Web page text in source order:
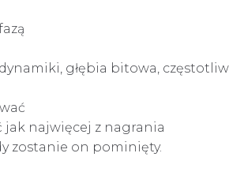
głębia bitowa,
jak najwięcej z nagrania
zostanie on pominięty.